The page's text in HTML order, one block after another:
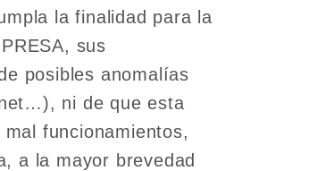
la finalidad para la
sus
posibles anomalías
ni de que esta
funcionamientos,
a la mayor brevedad